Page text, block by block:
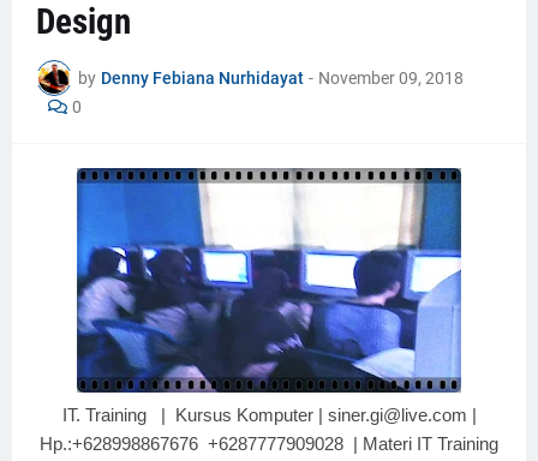
Design
by Denny Febiana Nurhidayat - November 09, 2018
0
IT. Training | Kursus Komputer | siner.gi@live.com |
Hp.:+628998867676 +6287777909028 | Materi IT Training